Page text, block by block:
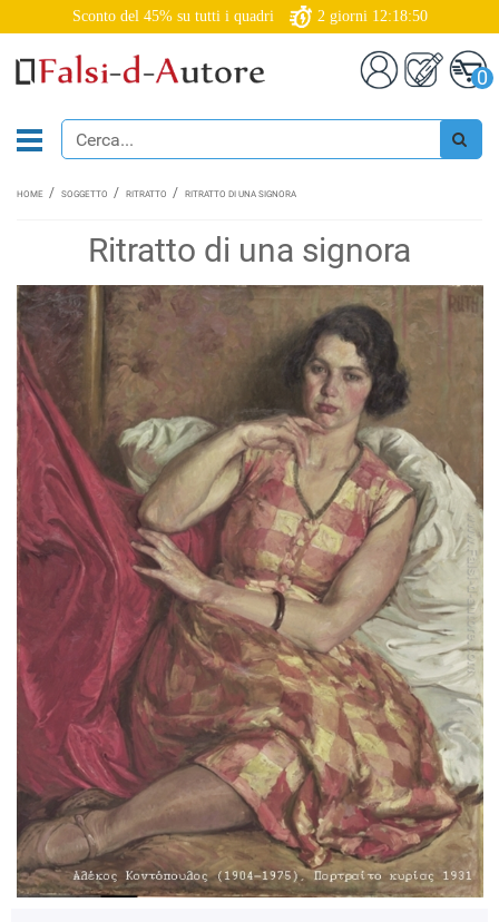
Sconto del 45% su tutti i quadri 2 giorni 12:18:49
0
HOME SOGGETTO RITRATTO RITRATTO DI UNA SIGNORA
Ritratto di una signora